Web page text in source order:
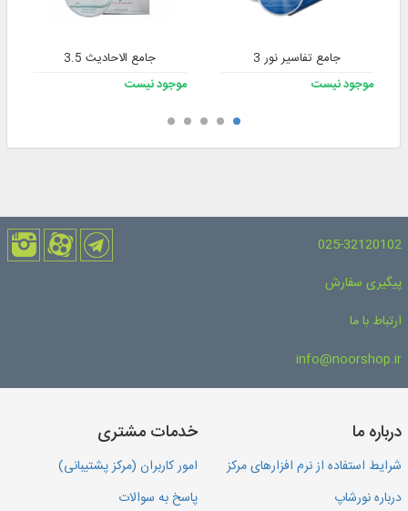
جامع تفاسیر نور 3
موجود نیست
جامع الاحادیث 3.5
موجود نیست
025-32120102
پیگیری سفارش
ارتباط با ما
info@noorshop.ir
درباره ما
شرایط استفاده از نرم افزارهای مرکز
درباره نورشاپ
خدمات مشتری
امور کاربران (مرکز پشتیبانی)
پاسخ به سوالات